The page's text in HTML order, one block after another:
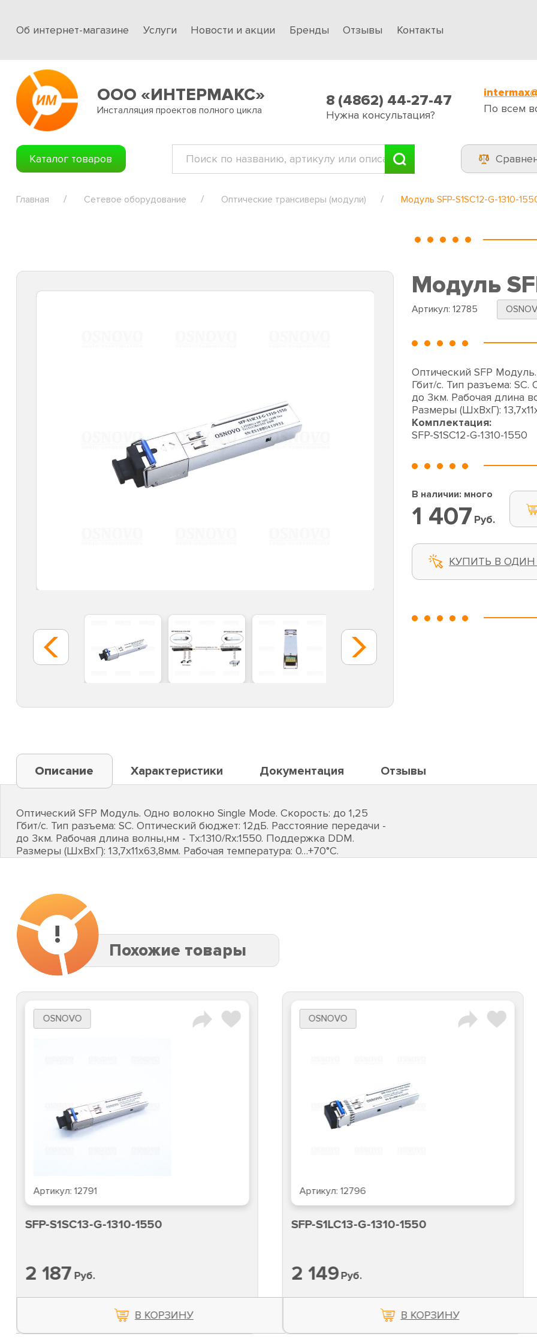
Об интернет-магазине Услуги Новости и акции Бренды Отзывы Контакты
ООО «ИНТЕРМАКС»
Инсталляция проектов полного цикла
8 (4862) 44-27-47
Нужна консультация?
По всем
Каталог товаров
Главная Сетевое оборудование Оптические трансиверы (модули) Модуль SFP-S1SC12-G-1310-
Модуль
Артикул: 12785
Оптический SFP
Гбит/c. Тип разъема:
до 3км. Рабочая длина
Размеры (ШхВхГ):
Комплектация:
SFP-S1SC12-G-1310-1550
В наличии: много
1 407 Руб.
КУПИТЬ В
Описание Характеристики Документация Отзывы
Оптический SFP Модуль. Одно волокно Single Mode. Скорость: до 1,25
Гбит/c. Тип разъема: SC. Оптический бюджет: 12дБ. Расстояние передачи -
до 3км. Рабочая длина волны,нм - Tx:1310/Rx:1550. Поддержка DDM.
Размеры (ШхВхГ): 13,7x11x63,8мм. Рабочая температура: 0…+70°С.
!
Похожие товары
OSNOVO
Артикул: 12791
SFP-S1SC13-G-1310-1550
2 187 Руб.
В КОРЗИНУ
OSNOVO
Артикул: 12796
SFP-S1LC13-G-1310-1550
2 149Руб.
В КОРЗИНУ